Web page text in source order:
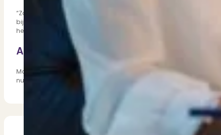
Partners
Maak gebruik van ons netwerk
Verenigingen
PUUR* is aangesloten bij...
“Zoals gezegd stijgt het aantal bezichtigingen en inmiddels zijn
bijvoorbeeld maximaal drie mensen gelijktijdig in de woning
het bezichtigen voor iedereen veilig.”
Advies voor verkopers
Maak je als verkoper geen zorgen dat er minder kijkers zullen
nu want alle lichten staan op groen!